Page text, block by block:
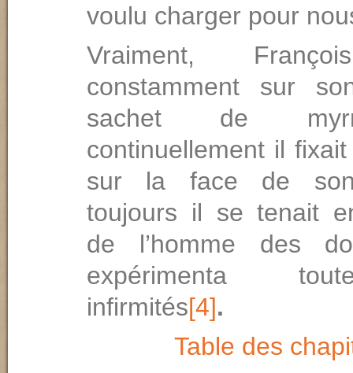
voulu charger pour
Vraiment,
constamment sur
sachet de
continuellement il
sur la face de
toujours il se tenait
de l’homme des
expérimenta
infirmités[4].
Table des